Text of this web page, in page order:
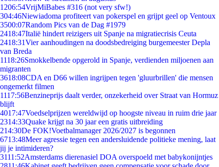
1206:54VrijMiBabes #316 (not very sfw!)
304:46Niewiadoma profiteert van pokerspel en grijpt geel op Ventoux
3500:07Random Pics van de Dag #1979
2418:47Italië hindert reizigers uit Spanje na migratiecrisis Ceuta
2418:31Vier aanhoudingen na doodsbedreiging burgemeester Depla
van Breda
1118:26Smokkelbende opgerold in Spanje, verdienden miljoenen aan
migranten
3618:08CDA en D66 willen ingrijpen tegen 'gluurbrillen' die mensen
ongemerkt filmen
1117:56Benzineprijs daalt verder, onzekerheid over Straat van Hormuz
blijft
4017:47Voedselprijzen wereldwijd op hoogste niveau in ruim drie jaar
2314:33Quake krijgt na 30 jaar een gratis uitbreiding
214:30De FOK!Voetbalmanager 2026/2027 is begonnen
6713:48Meer agressie tegen een andersluidende politieke mening, laat
jij je intimideren?
3111:52Amsterdams dierenasiel DOA overspoeld met babykonijntjes